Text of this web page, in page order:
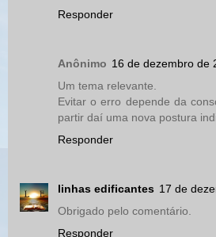
Responder
Anônimo 16 de dezembro de
Um tema relevante.
Evitar o erro depende da
partir daí uma nova postura
Responder
linhas edificantes 17 de
Obrigado pelo comentário.
Responder